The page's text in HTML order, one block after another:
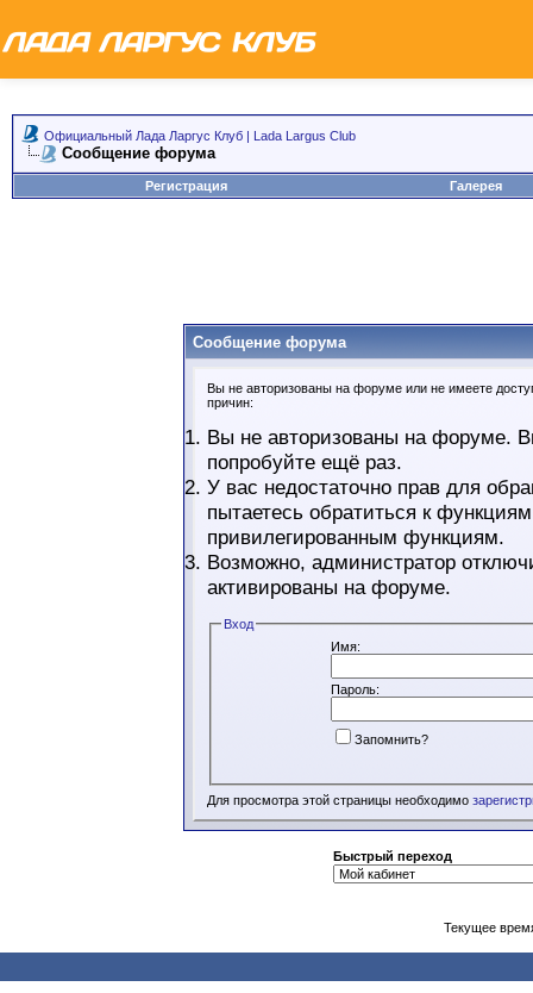
Официальный Лада Ларгус Клуб | Lada Largus Club
Сообщение форума
Регистрация Галерея
Сообщение форума
Вы не авторизованы на форуме или не имеете
причин:
Вы не авторизованы на форуме.
попробуйте ещё раз.
У вас недостаточно прав для
пытаетесь обратиться к
привилегированным функциям.
Возможно, администратор
активированы на форуме.
Вход
Имя:
Пароль:
Запомнить?
Для просмотра этой страницы необходимо
Быстрый переход
Текущее